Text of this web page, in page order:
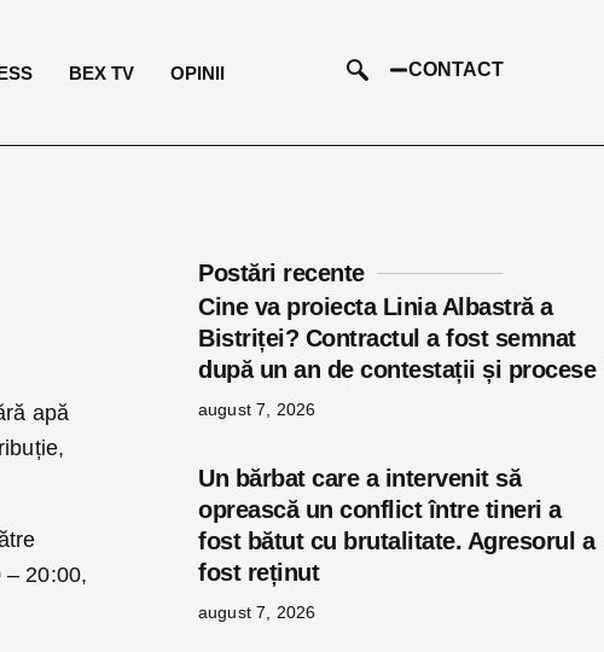
BEX TV OPINII CONTACT
apă
20:00,
Postări recente
Cine va proiecta Linia Albastră a
Bistriței? Contractul a fost semnat
după un an de contestații și procese
august 7, 2026
Un bărbat care a intervenit să
oprească un conflict între tineri a
fost bătut cu brutalitate. Agresorul a
fost reținut
august 7, 2026